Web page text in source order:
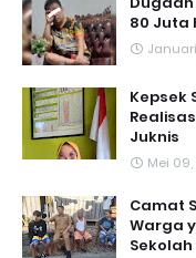
80 Juta
Kepsek
Juknis
Mei
Camat
Warga